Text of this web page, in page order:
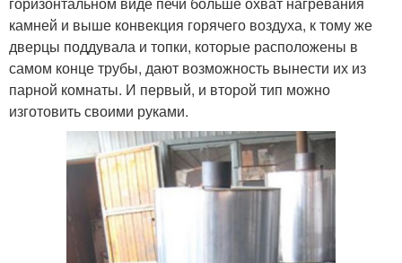
камней и выше конвекция горячего воздуха, к тому же
дверцы поддувала и топки, которые расположены в
самом конце трубы, дают возможность вынести их из
парной комнаты. И первый, и второй тип можно
изготовить своими руками.